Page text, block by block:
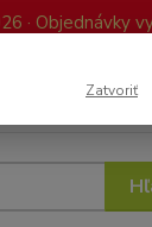
· Objednávky
Zatvoriť